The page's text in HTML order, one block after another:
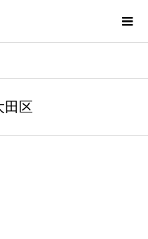
田区